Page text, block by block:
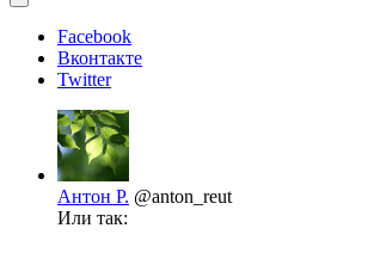
Facebook
Вконтакте
Twitter
Антон Р. @anton_reut
Или так: